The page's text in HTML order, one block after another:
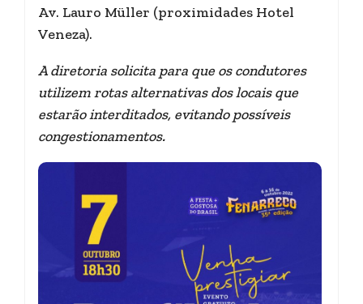
Av. Lauro Müller (proximidades Hotel
Veneza).
A diretoria solicita para que os condutores
utilizem rotas alternativas dos locais que
estarão interditados, evitando possíveis
congestionamentos.